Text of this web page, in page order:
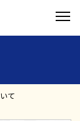
て